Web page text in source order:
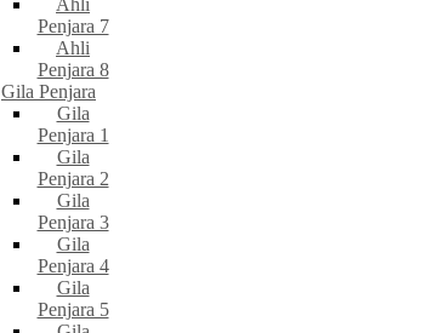
Ahli
Penjara 7
Ahli
Penjara 8
Gila Penjara
Gila
Penjara 1
Gila
Penjara 2
Gila
Penjara 3
Gila
Penjara 4
Gila
Penjara 5